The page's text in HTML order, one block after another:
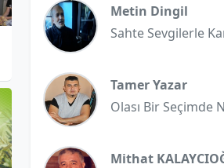
Metin Dingil
Sahte Sevgilerle
Tamer Yazar
Olası Bir Seçimde
Mithat